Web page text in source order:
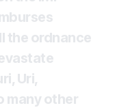
the ordnance
Uri,
many other